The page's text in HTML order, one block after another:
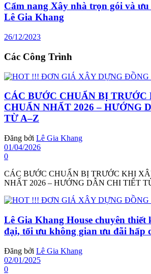
Cẩm nang Xây nhà trọn gói và
Lê Gia Khang
26/12/2023
Các Công Trình
CÁC BƯỚC CHUẨN BỊ
CHUẨN NHẤT 2026 – HƯỚNG
TỪ A–Z
Đăng bởi Lê Gia Khang
01/04/2026
0
CÁC BƯỚC CHUẨN BỊ TRƯỚC KHI
NHẤT 2026 – HƯỚNG DẪN CHI TIẾT
Lê Gia Khang House chuyên thiết
đại, tối ưu không gian ưu đãi hấp
Đăng bởi Lê Gia Khang
02/01/2025
0